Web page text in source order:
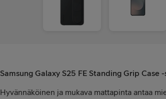
Samsung Galaxy S25 FE Standing Grip Case
Hyvännäköinen ja mukava mattapinta antaa